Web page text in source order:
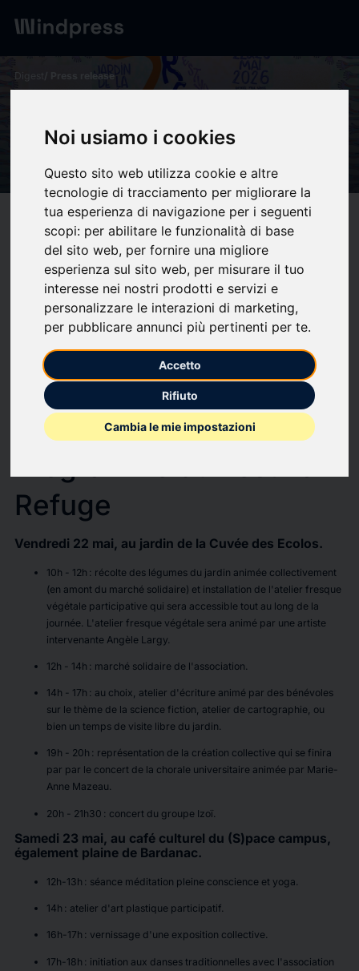
Noi usiamo i cookies
Questo sito web utilizza cookie e altre
tecnologie di tracciamento per migliorare la
tua esperienza di navigazione per i seguenti
scopi: per abilitare le funzionalità di base
del sito web, per fornire una migliore
esperienza sul sito web, per misurare il tuo
interesse nei nostri prodotti e servizi e
personalizzare le interazioni di marketing,
per pubblicare annunci più pertinenti per te.
Accetto
Rifiuto
Cambia le mie impostazioni
Digest / Press release
Festival Refuge 2ème Edition
| IUT Bordeaux Montaigne
Compatibility help
(0)bookmark_borderupload Share
Tout en douceur et poésie, au Refuge,invitation à célébrer le
jardin, le vivant et les arts, sous les étoiles végétales du jardin,
plaine de Bardanac(à proximité de la Maison des
Etudiants, de l'arrêt de bus "Montaigne Montesquieu de la
ligne 31, avenue Jean Babin) et le samedi, au Café Culturel du
(S)pace campus.
Des formats engageants, une exposition participative, de
nombreuses occasions de se partager nos visions du refuge.
Refuge
Vendredi 22 mai, au jardin de la Cuvée des Ecolos.
10h - 12h : récolte des légumes du jardin animée collectivement
(en amont du marché solidaire) et installation de l'atelier fresque
végétale participative qui sera accessible tout au long de la
journée. L'atelier fresque végétale sera animé par une artiste
intervenante Angèle Largy.
12h - 14h : marché solidaire de l'association.
14h - 17h : au choix, atelier d'écriture animé par des bénévoles
sur le thème de la science fiction, atelier de cartographie, ou
bien un temps de visite libre du jardin.
19h - 20h : représentation de la création collective qui se finira
par par le concert de la chorale universitaire animée par Marie-
Anne Mazeau.
20h - 21h30 : concert du groupe Izoï.
Samedi 23 mai, au café culturel du (S)pace campus,
également plaine de Bardanac.
12h-13h : séance méditation pleine conscience et yoga.
14h : atelier d'art plastique participatif.
16h-17h : vernissage d'une exposition collective.
17h-18h : initiation aux danses traditionnelles avec l'association